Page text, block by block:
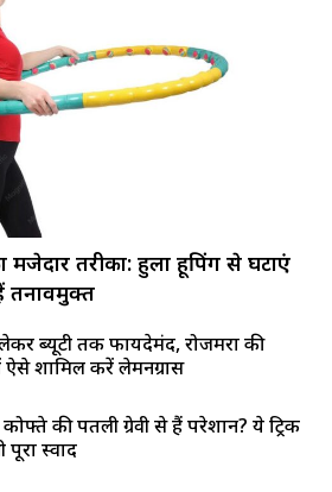
तरीका: हुला हूपिंग से घटाएं
तनावमुक्त
ब्यूटी तक फायदेमंद, रोजमर्रा की
ऐसे शामिल करें लेमनग्रास
की पतली ग्रेवी से हैं परेशान? ये ट्रिक
पूरा स्वाद